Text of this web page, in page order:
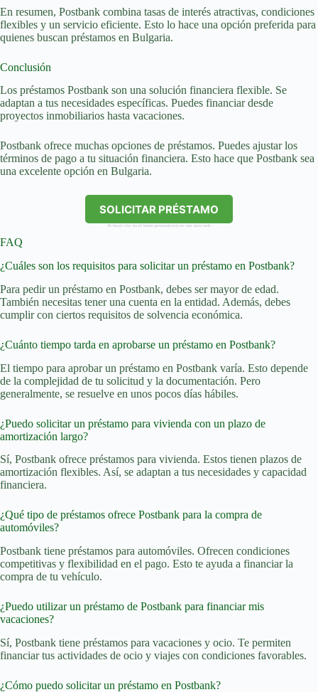
En resumen, Postbank combina tasas de interés atractivas, condiciones
flexibles y un servicio eficiente. Esto lo hace una opción preferida para
quienes buscan préstamos en Bulgaria.
Conclusión
Los préstamos Postbank son una solución financiera flexible. Se
adaptan a tus necesidades específicas. Puedes financiar desde
proyectos inmobiliarios hasta vacaciones.
Postbank ofrece muchas opciones de préstamos. Puedes ajustar los
términos de pago a tu situación financiera. Esto hace que Postbank sea
una excelente opción en Bulgaria.
SOLICITAR PRÉSTAMO
Al hacer clic en el botón permanecerá en este sitio web.
FAQ
¿Cuáles son los requisitos para solicitar un préstamo en Postbank?
Para pedir un préstamo en Postbank, debes ser mayor de edad.
También necesitas tener una cuenta en la entidad. Además, debes
cumplir con ciertos requisitos de solvencia económica.
¿Cuánto tiempo tarda en aprobarse un préstamo en Postbank?
El tiempo para aprobar un préstamo en Postbank varía. Esto depende
de la complejidad de tu solicitud y la documentación. Pero
generalmente, se resuelve en unos pocos días hábiles.
¿Puedo solicitar un préstamo para vivienda con un plazo de
amortización largo?
Sí, Postbank ofrece préstamos para vivienda. Estos tienen plazos de
amortización flexibles. Así, se adaptan a tus necesidades y capacidad
financiera.
¿Qué tipo de préstamos ofrece Postbank para la compra de
automóviles?
Postbank tiene préstamos para automóviles. Ofrecen condiciones
competitivas y flexibilidad en el pago. Esto te ayuda a financiar la
compra de tu vehículo.
¿Puedo utilizar un préstamo de Postbank para financiar mis
vacaciones?
Sí, Postbank tiene préstamos para vacaciones y ocio. Te permiten
financiar tus actividades de ocio y viajes con condiciones favorables.
¿Cómo puedo solicitar un préstamo en Postbank?